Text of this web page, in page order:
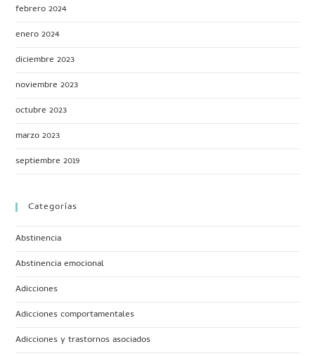
febrero 2024
enero 2024
diciembre 2023
noviembre 2023
octubre 2023
marzo 2023
septiembre 2019
Categorías
Abstinencia
Abstinencia emocional
Adicciones
Adicciones comportamentales
Adicciones y trastornos asociados